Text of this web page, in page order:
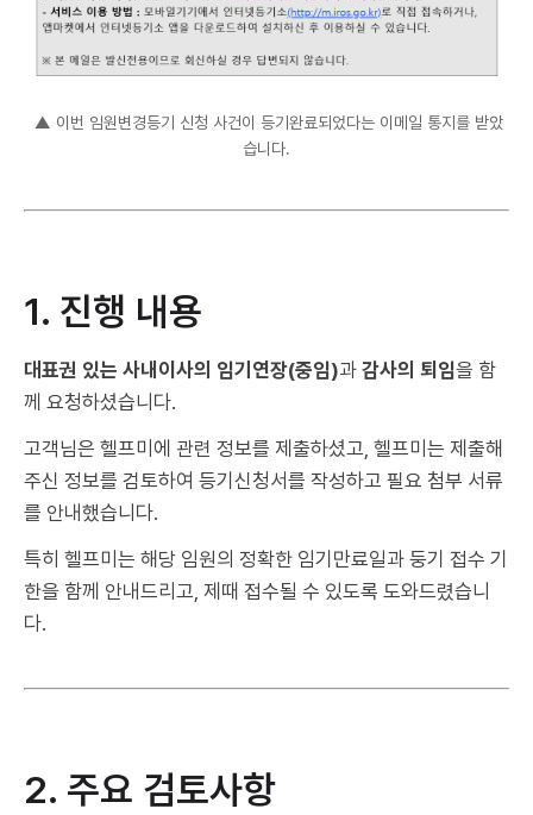
▲ 이번 임원변경등기 신청 사건이 등기완료되었다는 이메일 통지를 받았
습니다.
1. 진행 내용
대표권 있는 사내이사의 임기연장(중임)과 감사의 퇴임을 함
께 요청하셨습니다.
고객님은 헬프미에 관련 정보를 제출하셨고, 헬프미는 제출해
주신 정보를 검토하여 등기신청서를 작성하고 필요 첨부 서류
를 안내했습니다.
특히 헬프미는 해당 임원의 정확한 임기만료일과 둥기 접수 기
한을 함께 안내드리고, 제때 접수될 수 있도록 도와드렸습니
다.
2. 주요 검토사항